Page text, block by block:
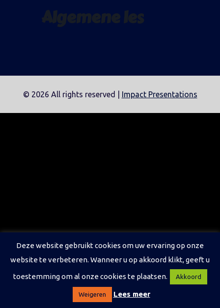
© 2026 All rights reserved | Impact Presentations
Deze website gebruikt cookies om uw ervaring op onze
website te verbeteren. Wanneer u op akkoord klikt, geeft u
toestemming om al onze cookies te plaatsen.
Akkoord
Weigeren Lees meer